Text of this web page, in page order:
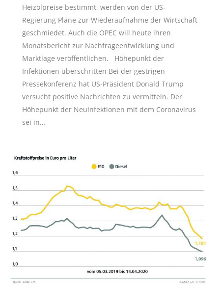
Heizölpreise bestimmt, werden von der US-
Regierung Pläne zur Wiederaufnahme der Wirtschaft
geschmiedet. Auch die OPEC will heute ihren
Monatsbericht zur Nachfrageentwicklung und
Marktlage veröffentlichen. Höhepunkt der
Infektionen überschritten Bei der gestrigen
Pressekonferenz hat US-Präsident Donald Trump
versucht positive Nachrichten zu vermitteln. Der
Höhepunkt der Neuinfektionen mit dem Coronavirus
sei in…